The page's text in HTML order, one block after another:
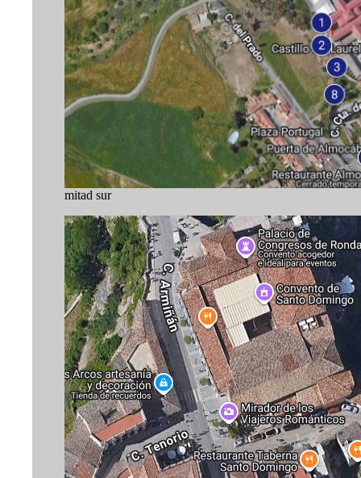
mitad sur